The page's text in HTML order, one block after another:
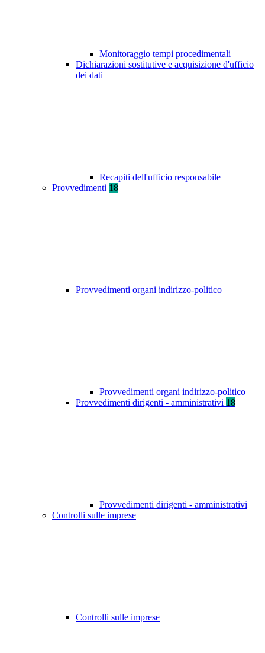
Monitoraggio tempi procedimentali
Dichiarazioni sostitutive e acquisizione d'ufficio
dei dati
Recapiti dell'ufficio responsabile
Provvedimenti 18
Provvedimenti organi indirizzo-politico
Provvedimenti organi indirizzo-politico
Provvedimenti dirigenti - amministrativi 18
Provvedimenti dirigenti - amministrativi
Controlli sulle imprese
Controlli sulle imprese